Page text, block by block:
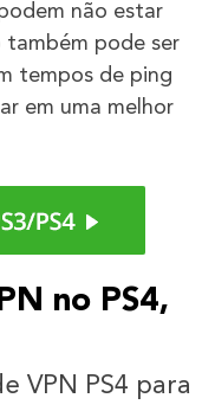
não estar
também pode ser
tempos de ping
em uma melhor
no PS4,
VPN PS4 para